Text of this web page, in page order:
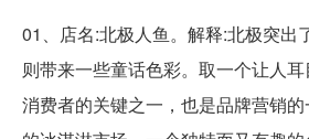
01、店名:北极人鱼。解释:北极突出
则带来一些童话色彩。取一个让人
消费者的关键之一，也是品牌营销